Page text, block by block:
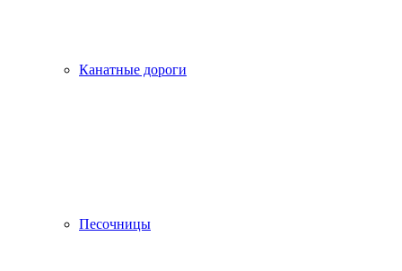
Канатные дороги
Песочницы